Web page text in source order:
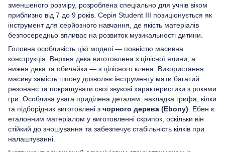
зменшеного розміру, розроблена спеціально для учнів віком
приблизно від 7 до 9 років. Серія Student III позиціонується як
інструмент для серйозного навчання, де якість матеріалів
безпосередньо впливає на розвиток музикальності дитини.
Головна особливість цієї моделі — повністю масивна
конструкція. Верхня дека виготовлена з цілісної ялини, а
нижня дека та обичайки — з цілісного клена. Використання
масиву замість шпону дозволяє інструменту мати багатий
резонанс та покращувати свої звукові характеристики з роками
гри. Особлива увага приділена деталям: накладка грифа, кілки
та підборідник виготовлені з чорного дерева (Ebony) . Ебен є
еталонним матеріалом у виготовленні скрипок, оскільки він
стійкий до зношування та забезпечує стабільність кілків при
налаштуванні.